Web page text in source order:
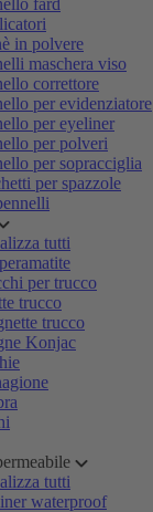
fard
in polvere
maschera viso
correttore
per evidenziatore
per eyeliner
per polveri
per sopracciglia
per spazzole
tutti
per trucco
trucco
trucco
Konjac
tutti
waterproof